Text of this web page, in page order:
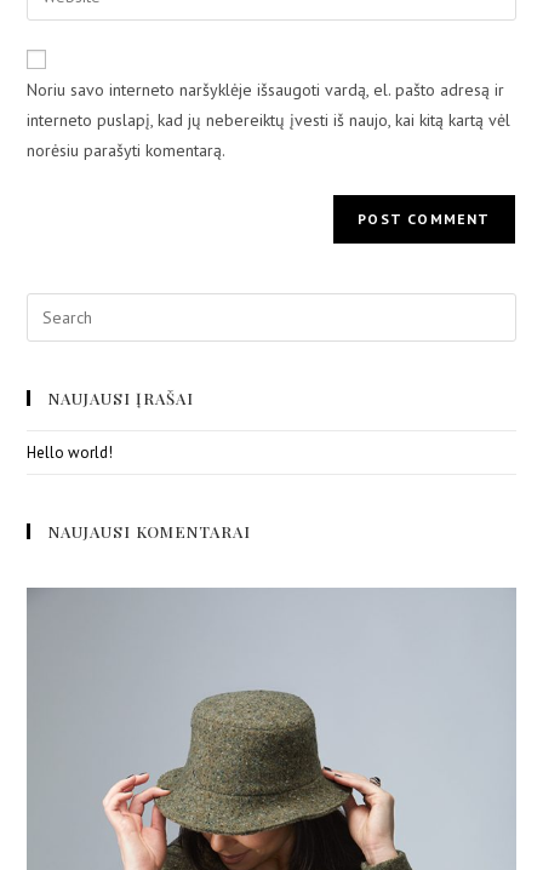
Noriu savo interneto naršyklėje išsaugoti vardą, el. pašto adresą ir
interneto puslapį, kad jų nebereiktų įvesti iš naujo, kai kitą kartą vėl
norėsiu parašyti komentarą.
NAUJAUSI ĮRAŠAI
Hello world!
NAUJAUSI KOMENTARAI